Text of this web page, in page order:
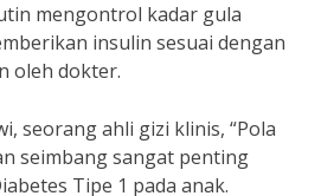
mengontrol kadar gula
insulin sesuai dengan
oleh dokter.
seorang ahli gizi klinis, “Pola
seimbang sangat penting
Tipe 1 pada anak.